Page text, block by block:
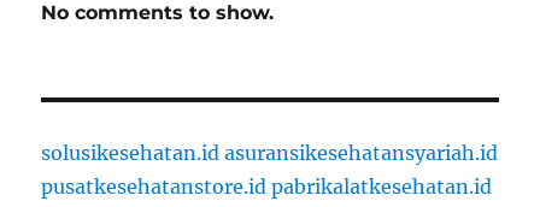
No comments to show.
solusikesehatan.id asuransikesehatansyariah.id
pusatkesehatanstore.id pabrikalatkesehatan.id